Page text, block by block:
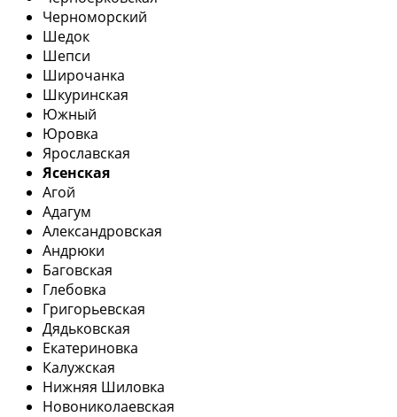
Черноморский
Шедок
Шепси
Широчанка
Шкуринская
Южный
Юровка
Ярославская
Ясенская
Агой
Адагум
Александровская
Андрюки
Баговская
Глебовка
Григорьевская
Дядьковская
Екатериновка
Калужская
Нижняя Шиловка
Новониколаевская